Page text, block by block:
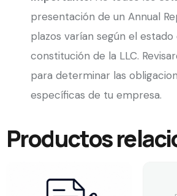
presentación de un Annual
plazos varían según el estado
constitución de la LLC.
para determinar las
específicas de tu empresa.
Productos